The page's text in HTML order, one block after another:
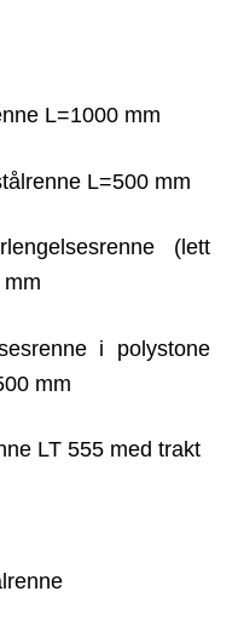
L=1000 mm
L=500 mm
(lett
i polystone
mm
LT 555 med trakt